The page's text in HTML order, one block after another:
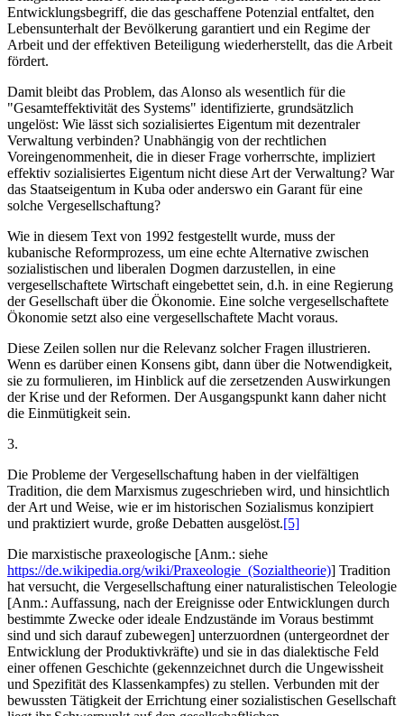
Entwicklungsbegriff, die das geschaffene Potenzial entfaltet, den
Lebensunterhalt der Bevölkerung garantiert und ein Regime der
Arbeit und der effektiven Beteiligung wiederherstellt, das die Arbeit
fördert.
Damit bleibt das Problem, das Alonso als wesentlich für die
"Gesamteffektivität des Systems" identifizierte, grundsätzlich
ungelöst: Wie lässt sich sozialisiertes Eigentum mit dezentraler
Verwaltung verbinden? Unabhängig von der rechtlichen
Voreingenommenheit, die in dieser Frage vorherrschte, impliziert
effektiv sozialisiertes Eigentum nicht diese Art der Verwaltung? War
das Staatseigentum in Kuba oder anderswo ein Garant für eine
solche Vergesellschaftung?
Wie in diesem Text von 1992 festgestellt wurde, muss der
kubanische Reformprozess, um eine echte Alternative zwischen
sozialistischen und liberalen Dogmen darzustellen, in eine
vergesellschaftete Wirtschaft eingebettet sein, d.h. in eine Regierung
der Gesellschaft über die Ökonomie. Eine solche vergesellschaftete
Ökonomie setzt also eine vergesellschaftete Macht voraus.
Diese Zeilen sollen nur die Relevanz solcher Fragen illustrieren.
Wenn es darüber einen Konsens gibt, dann über die Notwendigkeit,
sie zu formulieren, im Hinblick auf die zersetzenden Auswirkungen
der Krise und der Reformen. Der Ausgangspunkt kann daher nicht
die Einmütigkeit sein.
3.
Die Probleme der Vergesellschaftung haben in der vielfältigen
Tradition, die dem Marxismus zugeschrieben wird, und hinsichtlich
der Art und Weise, wie er im historischen Sozialismus konzipiert
und praktiziert wurde, große Debatten ausgelöst.[5]
Die marxistische praxeologische [Anm.: siehe
https://de.wikipedia.org/wiki/Praxeologie_(Sozialtheorie)] Tradition
hat versucht, die Vergesellschaftung einer naturalistischen Teleologie
[Anm.: Auffassung, nach der Ereignisse oder Entwicklungen durch
bestimmte Zwecke oder ideale Endzustände im Voraus bestimmt
sind und sich darauf zubewegen] unterzuordnen (untergeordnet der
Entwicklung der Produktivkräfte) und sie in das dialektische Feld
einer offenen Geschichte (gekennzeichnet durch die Ungewissheit
und Spezifität des Klassenkampfes) zu stellen. Verbunden mit der
bewussten Tätigkeit der Errichtung einer sozialistischen Gesellschaft